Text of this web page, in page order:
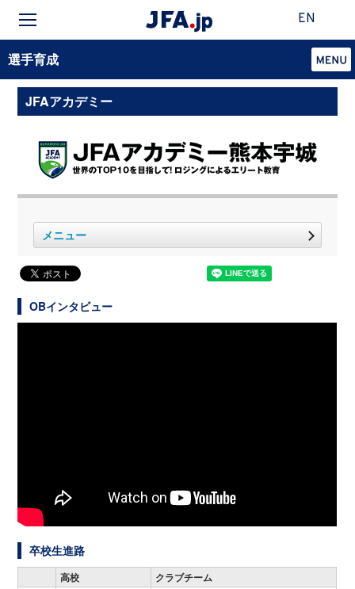
EN
選手育成
JFAアカデミー
メニュー
OBインタビュー
卒校生進路
高校 クラブチーム